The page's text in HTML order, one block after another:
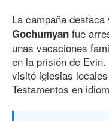
La campaña
Gochumyan fue
unas vacaciones
en la prisión de
visitó iglesias
Testamentos en